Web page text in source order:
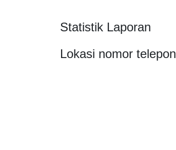
Statistik Laporan
Lokasi nomor telepon